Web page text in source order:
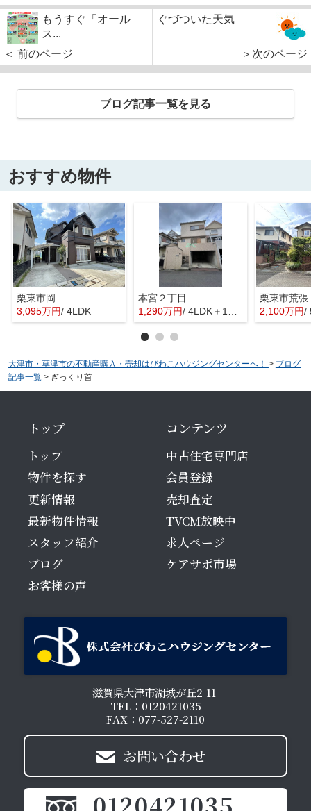
もうすぐ「オール
ス...
＜ 前のページ
ぐづついた天気
＞次のページ
ブログ記事一覧を見る
おすすめ物件
栗東市岡
3,095万円/ 4LDK
本宮２丁目
1,290万円/ 4LDK＋1S(納戸)
栗東市荒張
2,100万円/
大津市・草津市の不動産購入・売却はびわこハウジングセンターへ！ > ブログ
記事一覧 > ぎっくり首
トップ
トップ
物件を探す
更新情報
最新物件情報
スタッフ紹介
ブログ
お客様の声
コンテンツ
中古住宅専門店
会員登録
売却査定
TVCM放映中
求人ページ
ケアサポ市場
滋賀県大津市湖城が丘2-11
TEL：0120421035
FAX：077-527-2110
お問い合わせ
0120421035